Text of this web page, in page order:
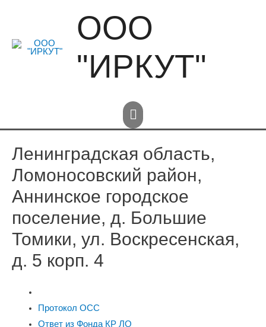
содержимому
ООО
"ИРКУТ"
Главное
Ленинградская область,
Ломоносовский район,
Аннинское городское
поселение, д. Большие
Томики, ул. Воскресенская,
д. 5 корп. 4
Протокол ОСС
Ответ из Фонда КР ЛО